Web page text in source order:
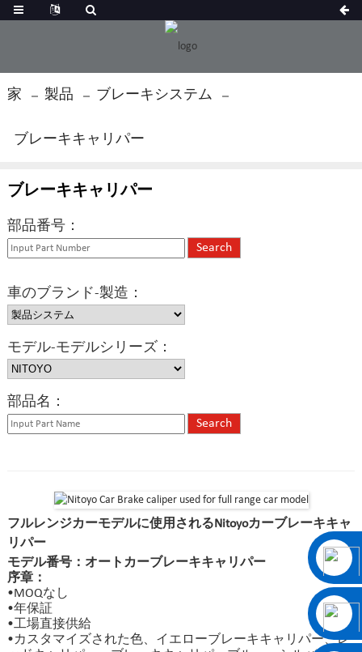
家 製品 ブレーキシステム
ブレーキキャリパー
ブレーキキャリパー
部品番号：
車のブランド-製造：
モデル-モデルシリーズ：
部品名：
フルレンジカーモデルに使用されるNitoyoカーブレーキキャ
リパー
モデル番号：オートカーブレーキキャリパー
序章：
•MOQなし
•年保証
•工場直接供給
•カスタマイズされた色、イエローブレーキキャリパー、レ